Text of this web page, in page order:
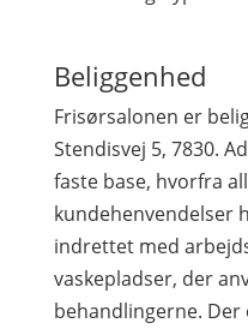
Beliggenhed
Frisørsalonen er
Stendisvej 5, 7830.
faste base, hvorfra
kundehenvendelser
indrettet med
vaskepladser, der
behandlingerne.